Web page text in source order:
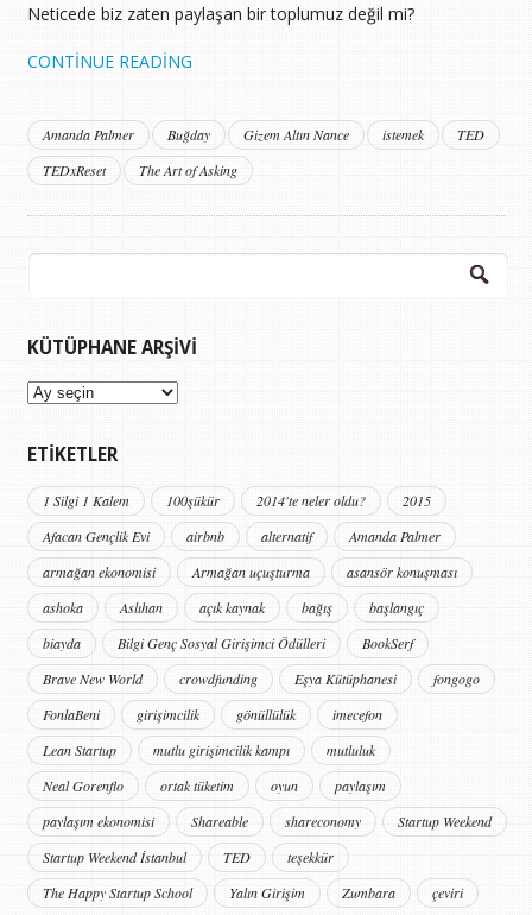
Neticede biz zaten paylaşan bir toplumuz değil mi?
CONTINUE READING
Amanda Palmer Buğday Gizem Altın Nance istemek
TED
TEDxReset
The Art of Asking
Arama:
KÜTÜPHANE ARŞIVI
Kütüphane
ETIKETLER
1 Silgi 1 Kalem 100şükür 2014'te neler oldu?
2015
Afacan Gençlik Evi
airbnb alternatif
Amanda Palmer
armağan ekonomisi
Armağan uçuşturma
asansör konuşması
ashoka
Aslıhan açık kaynak bağış
başlangıç
biayda
Bilgi Genç Sosyal Girişimci Ödülleri
BookSerf
Brave New World
crowdfunding Eşya Kütüphanesi
fongogo
FonlaBeni
girişimcilik gönüllülük
imecefon
Lean Startup
mutlu girişimcilik kampı
mutluluk
Neal Gorenflo
ortak tüketim oyun
paylaşım
paylaşım ekonomisi
Shareable shareconomy
Startup Weekend
Startup Weekend İstanbul
TED
teşekkür
The Happy Startup School
Yalın Girişim Zumbara çeviri